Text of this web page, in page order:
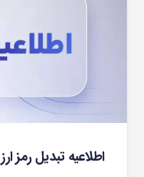
اطلاعیه تبدیل رمز ارز DAI و تغییر برند به USDS